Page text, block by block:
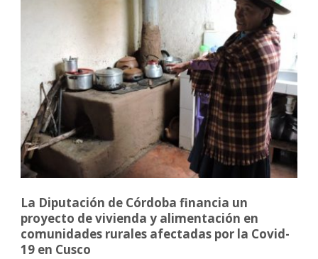
La Diputación de Córdoba financia un
proyecto de vivienda y alimentación en
comunidades rurales afectadas por la Covid-
19 en Cusco